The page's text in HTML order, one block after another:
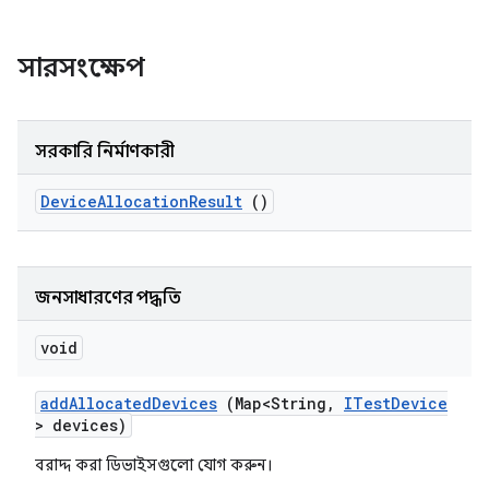
সারসংক্ষেপ
সরকারি নির্মাণকারী
DeviceAllocationResult ()
জনসাধারণের পদ্ধতি
void
addAllocatedDevices (Map<String , ITestDevice
> devices)
বরাদ্দ করা ডিভাইসগুলো যোগ করুন।